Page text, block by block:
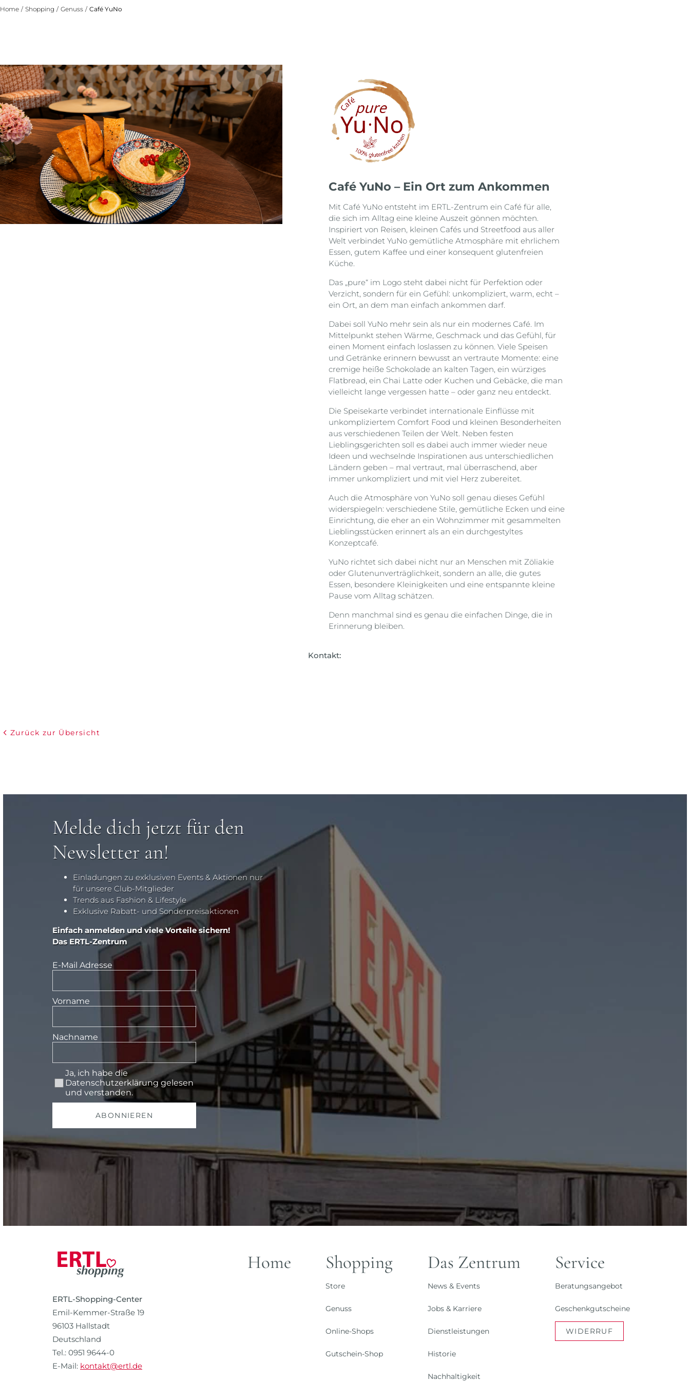
Home / Shopping / Genuss / Café YuNo
Café YuNo – Ein Ort zum Ankommen
Mit Café YuNo entsteht im ERTL-Zentrum ein Café für alle,
die sich im Alltag eine kleine Auszeit gönnen möchten.
Inspiriert von Reisen, kleinen Cafés und Streetfood aus aller
Welt verbindet YuNo gemütliche Atmosphäre mit ehrlichem
Essen, gutem Kaffee und einer konsequent glutenfreien
Küche.
Das „pure“ im Logo steht dabei nicht für Perfektion oder
Verzicht, sondern für ein Gefühl: unkompliziert, warm, echt –
ein Ort, an dem man einfach ankommen darf.
Dabei soll YuNo mehr sein als nur ein modernes Café. Im
Mittelpunkt stehen Wärme, Geschmack und das Gefühl, für
einen Moment einfach loslassen zu können. Viele Speisen
und Getränke erinnern bewusst an vertraute Momente: eine
cremige heiße Schokolade an kalten Tagen, ein würziges
Flatbread, ein Chai Latte oder Kuchen und Gebäcke, die man
vielleicht lange vergessen hatte – oder ganz neu entdeckt.
Die Speisekarte verbindet internationale Einflüsse mit
unkompliziertem Comfort Food und kleinen Besonderheiten
aus verschiedenen Teilen der Welt. Neben festen
Lieblingsgerichten soll es dabei auch immer wieder neue
Ideen und wechselnde Inspirationen aus unterschiedlichen
Ländern geben – mal vertraut, mal überraschend, aber
immer unkompliziert und mit viel Herz zubereitet.
Auch die Atmosphäre von YuNo soll genau dieses Gefühl
widerspiegeln: verschiedene Stile, gemütliche Ecken und eine
Einrichtung, die eher an ein Wohnzimmer mit gesammelten
Lieblingsstücken erinnert als an ein durchgestyltes
Konzeptcafé.
YuNo richtet sich dabei nicht nur an Menschen mit Zöliakie
oder Glutenunverträglichkeit, sondern an alle, die gutes
Essen, besondere Kleinigkeiten und eine entspannte kleine
Pause vom Alltag schätzen.
Denn manchmal sind es genau die einfachen Dinge, die in
Erinnerung bleiben.
Kontakt:
Zurück zur Übersicht
Melde dich jetzt für den
Newsletter an!
Einladungen zu exklusiven Events & Aktionen nur
für unsere Club-Mitglieder
Trends aus Fashion & Lifestyle
Exklusive Rabatt- und Sonderpreisaktionen
Einfach anmelden und viele Vorteile sichern!
Das ERTL-Zentrum
E-Mail Adresse
Vorname
Nachname
Ja, ich habe die
Datenschutzerklärunggelesen
und verstanden.
ABONNIEREN
ERTL-Shopping-Center
Emil-Kemmer-Straße 19
96103 Hallstadt
Deutschland
Tel.: 0951 9644-0
E-Mail: kontakt@ertl.de
Home Shopping
Store
Genuss
Online-Shops
Gutschein-Shop
Das Zentrum
News & Events
Jobs & Karriere
Dienstleistungen
Historie
Nachhaltigkeit
Service
Beratungsangebot
Geschenkgutscheine
WIDERRUF